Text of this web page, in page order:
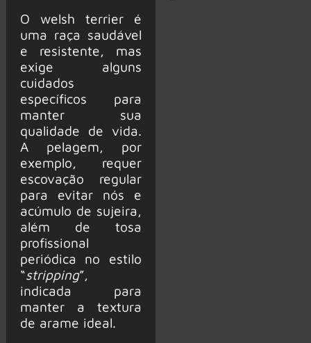
O welsh terrier é
uma raça saudável
e resistente, mas
exige alguns
cuidados
específicos para
manter sua
qualidade de vida.
A pelagem, por
exemplo, requer
escovação regular
para evitar nós e
acúmulo de sujeira,
além de tosa
profissional
periódica no estilo
“stripping”,
indicada para
manter a textura
de arame ideal.